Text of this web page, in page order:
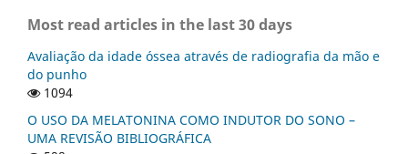
Most read articles in the last 30 days
Avaliação da idade óssea através de radiografia da mão e
do punho
1094
O USO DA MELATONINA COMO INDUTOR DO SONO –
UMA REVISÃO BIBLIOGRÁFICA